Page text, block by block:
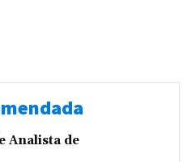
Analista de